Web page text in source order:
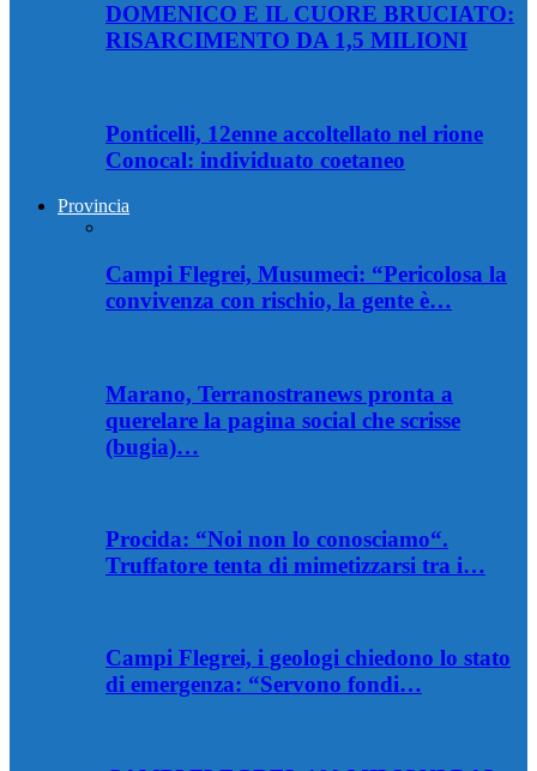
DOMENICO E IL CUORE BRUCIATO:
RISARCIMENTO DA 1,5 MILIONI
Ponticelli, 12enne accoltellato nel rione
Conocal: individuato coetaneo
Provincia
Campi Flegrei, Musumeci: “Pericolosa la
convivenza con rischio, la gente è…
Marano, Terranostranews pronta a
querelare la pagina social che scrisse
(bugia)…
Procida: “Noi non lo conosciamo“.
Truffatore tenta di mimetizzarsi tra i…
Campi Flegrei, i geologi chiedono lo stato
di emergenza: “Servono fondi…